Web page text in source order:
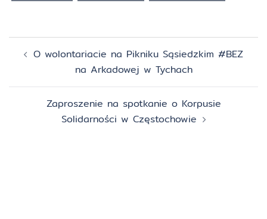
Zobacz
wpisyO wolontariacie na Pikniku Sąsiedzkim #BEZ
na Arkadowej w Tychach
Zaproszenie na spotkanie o Korpusie
Solidarności w Częstochowie